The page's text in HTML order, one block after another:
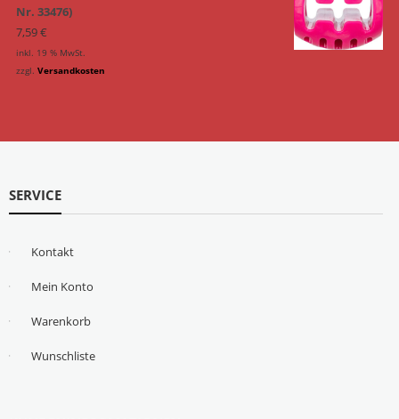
Nr. 33476)
7,59€
inkl. 19 % MwSt.
zzgl. Versandkosten
SERVICE
Kontakt
Mein Konto
Warenkorb
Wunschliste